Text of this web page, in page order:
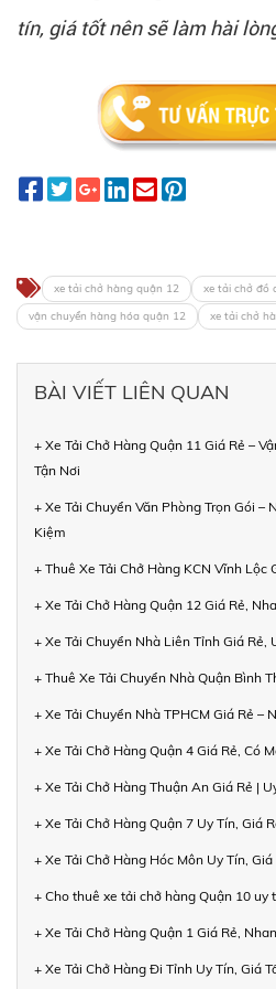
tín, giá tốt nên sẽ làm hài
xe tải chở hàng quận 12 xe tải chở đồ
vận chuyển hàng hóa quận 12
xe tải chở
BÀI VIẾT LIÊN QUAN
+ Xe Tải Chở Hàng Quận 11 Giá Rẻ –
Tận Nơi
+ Xe Tải Chuyển Văn Phòng Trọn Gói –
Kiệm
+ Thuê Xe Tải Chở Hàng KCN Vĩnh Lộc
+ Xe Tải Chở Hàng Quận 12 Giá Rẻ,
+ Xe Tải Chuyển Nhà Liên Tỉnh Giá Rẻ,
+ Thuê Xe Tải Chuyển Nhà Quận Bình
+ Xe Tải Chuyển Nhà TPHCM Giá Rẻ –
+ Xe Tải Chở Hàng Quận 4 Giá Rẻ, Có
+ Xe Tải Chở Hàng Thuận An Giá Rẻ |
+ Xe Tải Chở Hàng Quận 7 Uy Tín, Giá
+ Xe Tải Chở Hàng Hóc Môn Uy Tín,
+ Cho thuê xe tải chở hàng Quận 10 uy
+ Xe Tải Chở Hàng Quận 1 Giá Rẻ,
+ Xe Tải Chở Hàng Đi Tỉnh Uy Tín, Giá